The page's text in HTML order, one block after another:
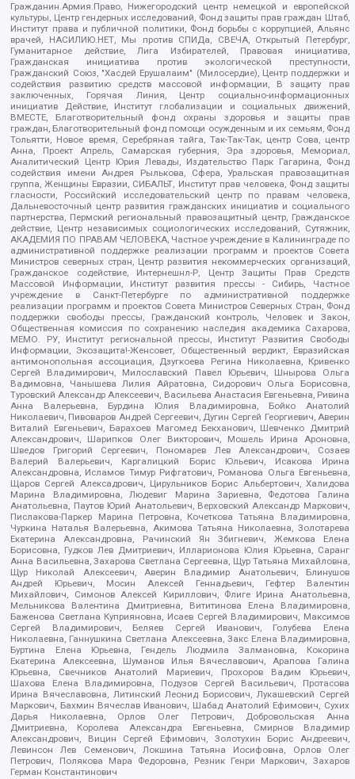
Гражданин.Армия.Право, Нижегородский центр немецкой и европейской
культуры, Центр гендерных исследований, Фонд защиты прав граждан Штаб,
Институт права и публичной политики, Фонд борьбы с коррупцией, Альянс
врачей, НАСИЛИЮ.НЕТ, Мы против СПИДа, СВЕЧА, Открытый Петербург,
Гуманитарное действие, Лига Избирателей, Правовая инициатива,
Гражданская инициатива против экологической преступности,
Гражданский Союз, "Хасдей Ерушалаим" (Милосердие), Центр поддержки и
содействия развитию средств массовой информации, В защиту прав
заключенных, Горячая Линия, Центр социально-информационных
инициатив Действие, Институт глобализации и социальных движений,
ВМЕСТЕ, Благотворительный фонд охраны здоровья и защиты прав
граждан, Благотворительный фонд помощи осужденным и их семьям, Фонд
Тольятти, Новое время, Серебряная тайга, Так-Так-Так, центр Сова, центр
Анна, Проект Апрель, Самарская губерния, Эра здоровья, Мемориал,
Аналитический Центр Юрия Левады, Издательство Парк Гагарина, Фонд
содействия имени Андрея Рылькова, Сфера, Уральская правозащитная
группа, Женщины Евразии, СИБАЛЬТ, Институт прав человека, Фонд защиты
гласности, Российский исследовательский центр по правам человека,
Дальневосточный центр развития гражданских инициатив и социального
партнерства, Пермский региональный правозащитный центр, Гражданское
действие, Центр независимых социологических исследований, Сутяжник,
АКАДЕМИЯ ПО ПРАВАМ ЧЕЛОВЕКА, Частное учреждение в Калининграде по
административной поддержке реализации программ и проектов Совета
Министров северных стран, Центр развития некоммерческих организаций,
Гражданское содействие, Интернешнл-Р, Центр Защиты Прав Средств
Массовой Информации, Институт развития прессы - Сибирь, Частное
учреждение в Санкт-Петербурге по административной поддержке
реализации программ и проектов Совета Министров Северных Стран, Фонд
поддержки свободы прессы, Гражданский контроль, Человек и Закон,
Общественная комиссия по сохранению наследия академика Сахарова,
МЕМО. РУ, Институт региональной прессы, Институт Развития Свободы
Информации, Экозащита!-Женсовет, Общественный вердикт, Евразийская
антимонопольная ассоциация, Дзугкоева Регина Николаевна, Кривенко
Сергей Владимирович, Милославский Павел Юрьевич, Шнырова Ольга
Вадимовна, Чанышева Лилия Айратовна, Сидорович Ольга Борисовна,
Туровский Александр Алексеевич, Васильева Анастасия Евгеньевна, Ривина
Анна Валерьевна, Бурдина Юлия Владимировна, Бойко Анатолий
Николаевич, Пивоваров Андрей Сергеевич, Дугин Сергей Георгиевич, Аверин
Виталий Евгеньевич, Барахоев Магомед Бекханович, Шевченко Дмитрий
Александрович, Шарипков Олег Викторович, Мошель Ирина Ароновна,
Шведов Григорий Сергеевич, Пономарев Лев Александрович, Созаев
Валерий Валерьевич, Каргалицкий Борис Юльевич, Исакова Ирина
Александровна, Исламов Тимур Рифгатович, Романова Ольга Евгеньевна,
Щаров Сергей Алексадрович, Цирульников Борис Альбертович, Халидова
Марина Владимировна, Людевиг Марина Зариевна, Федотова Галина
Анатольевна, Паутов Юрий Анатольевич, Верховский Александр Маркович,
Пислакова-Паркер Марина Петровна, Кочеткова Татьяна Владимировна,
Чуркина Наталья Валерьевна, Акимова Татьяна Николаевна, Золотарева
Екатерина Александровна, Рачинский Ян Збигневич, Жемкова Елена
Борисовна, Гудков Лев Дмитриевич, Илларионова Юлия Юрьевна, Саранг
Анна Васильевна, Захарова Светлана Сергеевна, Щур Татьяна Михайловна,
Щур Николай Алексеевич, Аверин Владимир Анатольевич, Блинушов
Андрей Юрьевич, Мосин Алексей Геннадьевич, Гефтер Валентин
Михайлович, Симонов Алексей Кириллович, Флиге Ирина Анатольевна,
Мельникова Валентина Дмитриевна, Вититинова Елена Владимировна,
Баженова Светлана Куприяновна, Исаев Сергей Владимирович, Максимов
Сергей Владимирович, Беляев Сергей Иванович, Голубева Елена
Николаевна, Ганнушкина Светлана Алексеевна, Закс Елена Владимировна,
Буртина Елена Юрьевна, Гендель Людмила Залмановна, Кокорина
Екатерина Алексеевна, Шуманов Илья Вячеславович, Арапова Галина
Юрьевна, Свечников Анатолий Мариевич, Прохоров Вадим Юрьевич,
Шахова Елена Владимировна, Подузов Сергей Васильевич, Протасова
Ирина Вячеславовна, Литинский Леонид Борисович, Лукашевский Сергей
Маркович, Бахмин Вячеслав Иванович, Шабад Анатолий Ефимович, Сухих
Дарья Николаевна, Орлов Олег Петрович, Добровольская Анна
Дмитриевна, Королева Александра Евгеньевна, Смирнов Владимир
Александрович, Вицин Сергей Ефимович, Золотухин Борис Андреевич,
Левинсон Лев Семенович, Локшина Татьяна Иосифовна, Орлов Олег
Петрович, Полякова Мара Федоровна, Резник Генри Маркович, Захаров
Герман Константинович